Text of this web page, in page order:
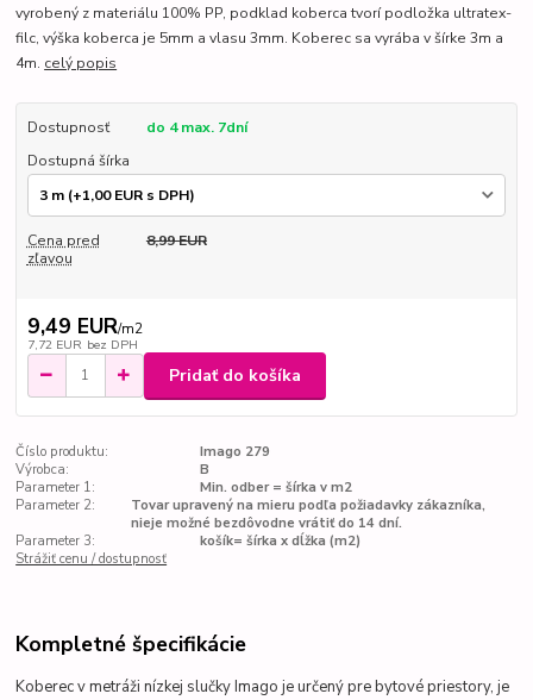
vyrobený z materiálu 100% PP, podklad koberca tvorí podložka ultratex-
filc, výška koberca je 5mm a vlasu 3mm. Koberec sa vyrába v šírke 3m a
4m. celý popis
Dostupnosť
do 4 max. 7dní
Dostupná šírka
Cena pred
zľavou
8,99 EUR
9,49 EUR/m2
7,72 EUR bez DPH
Pridať do košíka
Číslo produktu:
Imago 279
Výrobca:
B
Parameter 1:
Min. odber = šírka v m2
Parameter 2:
Tovar upravený na mieru podľa požiadavky zákazníka,
nieje možné bezdôvodne vrátiť do 14 dní.
Parameter 3:
košík= šírka x dĺžka (m2)
Strážiť cenu / dostupnosť
Kompletné špecifikácie
Koberec v metráži nízkej slučky Imago je určený pre bytové priestory, je